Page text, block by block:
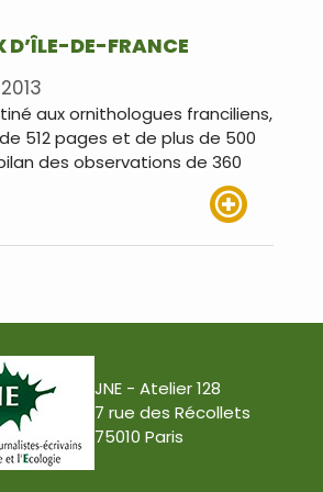
D’ÎLE-DE-FRANCE
aux ornithologues franciliens,
512 pages et de plus de 500
des observations de 360
JNE - Atelier 128
7 rue des Récollets
75010 Paris